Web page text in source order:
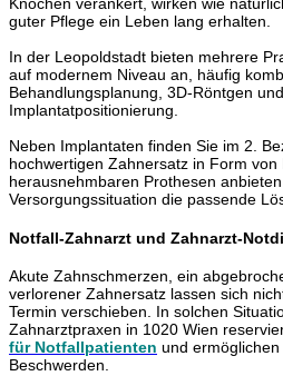
guter Pflege ein Leben lang erhalten.
In der Leopoldstadt bieten mehrere
auf modernem Niveau an, häufig
Behandlungsplanung, 3D-Röntgen
Implantatpositionierung.
Neben Implantaten finden Sie im 2.
hochwertigen Zahnersatz in Form
herausnehmbaren Prothesen
Versorgungssituation die passende
Notfall-Zahnarzt und Zahnarzt-
Akute Zahnschmerzen, ein
verlorener Zahnersatz lassen sich
Termin verschieben. In solchen
Zahnarztpraxen in 1020 Wien
für Notfallpatienten und
Beschwerden.